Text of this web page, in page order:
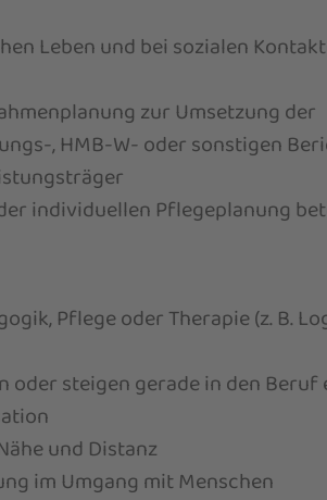
Leben und bei sozialen
zur Umsetzung der
, HMB-W- oder sonstigen
individuellen Pflegeplanung
Pflege oder Therapie (z. B.
steigen gerade in den Beruf
und Distanz
im Umgang mit Menschen